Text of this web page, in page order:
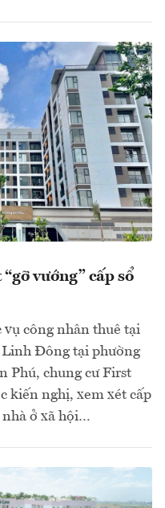
vướng” cấp sổ
vụ công nhân thuê tại
Linh Đông tại phường
Phú, chung cư First
kiến nghị, xem xét cấp
nhà ở xã hội…